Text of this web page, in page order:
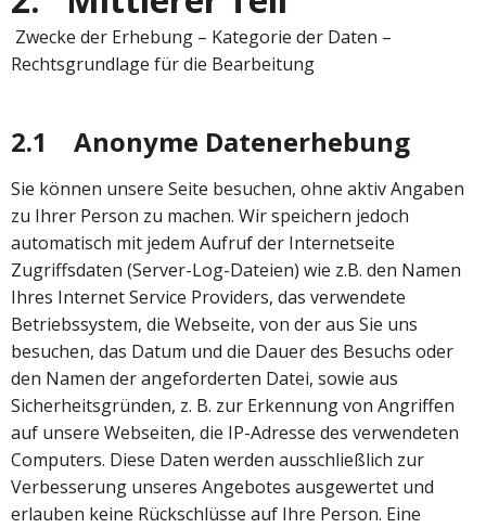
Zwecke der Erhebung – Kategorie der Daten –
Rechtsgrundlage für die Bearbeitung
2.1 Anonyme Datenerhebung
Sie können unsere Seite besuchen, ohne aktiv Angaben
zu Ihrer Person zu machen. Wir speichern jedoch
automatisch mit jedem Aufruf der Internetseite
Zugriffsdaten (Server-Log-Dateien) wie z.B. den Namen
Ihres Internet Service Providers, das verwendete
Betriebssystem, die Webseite, von der aus Sie uns
besuchen, das Datum und die Dauer des Besuchs oder
den Namen der angeforderten Datei, sowie aus
Sicherheitsgründen, z. B. zur Erkennung von Angriffen
auf unsere Webseiten, die IP-Adresse des verwendeten
Computers. Diese Daten werden ausschließlich zur
Verbesserung unseres Angebotes ausgewertet und
erlauben keine Rückschlüsse auf Ihre Person. Eine